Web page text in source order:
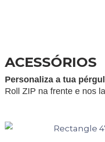
ACESSÓRIOS
Personaliza a tua
Roll ZIP na frente e nos